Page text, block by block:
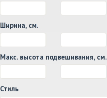
Ширина, см.
Макс. высота подвешивания, см.
Стиль